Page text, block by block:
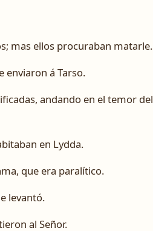
mas ellos procuraban matarle.
enviaron á Tarso.
andando en el temor del
en Lydda.
que era paralítico.
levantó.
al Señor.